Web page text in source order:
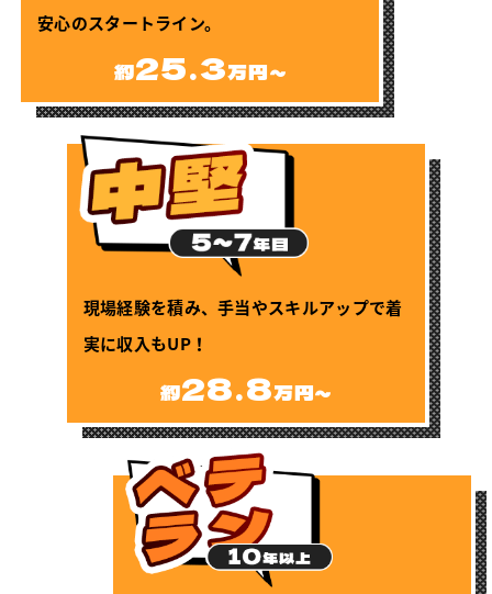
安心のスタートライン。
約25.3万円～
現場経験を積み、手当やスキルアップで着
実に収入もUP！
約28.8万円～